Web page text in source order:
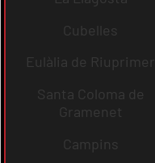
Cubelles
Eulàlia de Riuprimer
Santa Coloma de
Gramenet
Campins